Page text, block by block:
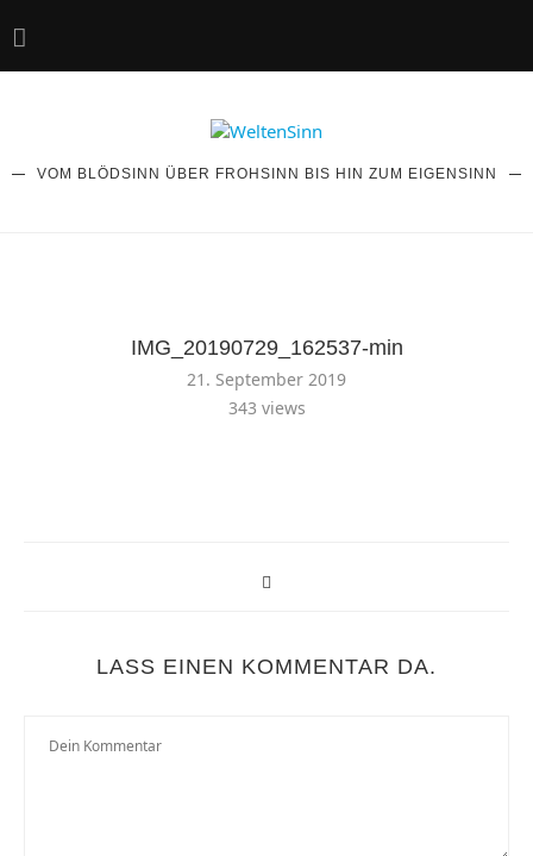
VOM BLÖDSINN ÜBER FROHSINN BIS HIN ZUM EIGENSINN
IMG_20190729_162537-min
21. September 2019
343 views
LASS EINEN KOMMENTAR DA.